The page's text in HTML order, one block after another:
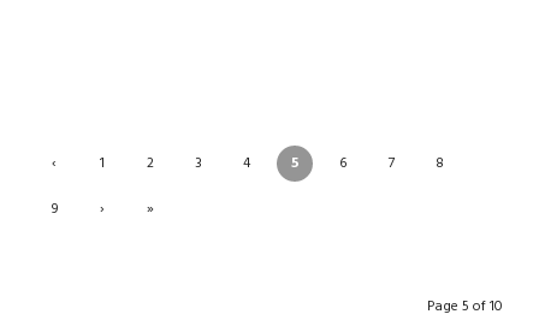
‹ 1 2 3 4 5 6 7
8
9
› »
Page 5 of 10